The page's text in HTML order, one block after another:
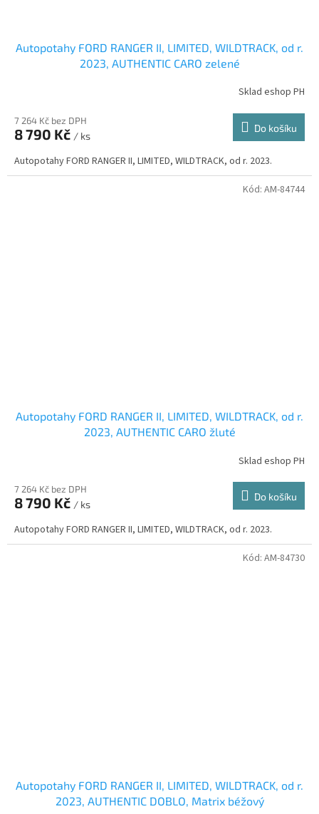
Autopotahy FORD RANGER II, LIMITED, WILDTRACK, od r.
2023, AUTHENTIC CARO zelené
Sklad eshop PH
7 264 Kč bez DPH
8 790 Kč / ks
Do košíku
Autopotahy FORD RANGER II, LIMITED, WILDTRACK, od r. 2023.
Autopotahy FORD RANGER II, LIMITED, WILDTRACK, od r.
2023, AUTHENTIC CARO žluté
Sklad eshop PH
7 264 Kč bez DPH
8 790 Kč / ks
Do košíku
Autopotahy FORD RANGER II, LIMITED, WILDTRACK, od r. 2023.
Kód: AM-84744
Autopotahy FORD RANGER II, LIMITED, WILDTRACK, od r.
2023, AUTHENTIC DOBLO, Matrix béžový
Kód: AM-84730